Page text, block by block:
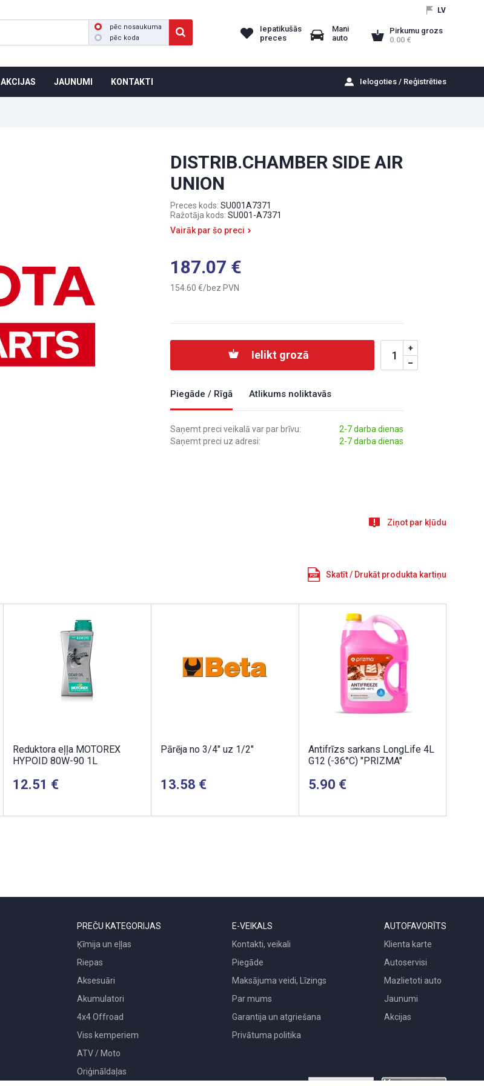
LV
Iepatikušās
preces
Mani
auto
Pirkumu grozs
0.00
pēc nosaukuma
pēc koda
Ielogoties / Reģistrēties
AKCIJAS JAUNUMI KONTAKTI
DISTRIB.CHAMBER SIDE AIR
UNION
Preces kods: SU001A7371
Ražotāja kods: SU001-A7371
Vairāk par šo preci
187.07
154.60 bez PVN
Ielikt grozā
Piegāde / Rīgā Atlikums noliktavās
Saņemt preci veikalā var par brīvu:
2-7 darba dienas
Saņemt preci uz adresi:
2-7 darba dienas
Ziņot par kļūdu
Skatīt / Drukāt produkta kartiņu
Reduktora eļļa MOTOREX
HYPOID 80W-90 1L
12.51
Pārēja no 3/4" uz 1/2"
13.58
Antifrīzs sarkans LongLife 4L
G12 (-36°C) "PRIZMA"
5.90
PREČU KATEGORIJAS
Ķīmija un eļļas
Riepas
Aksesuāri
Akumulatori
4x4 Offroad
Viss kemperiem
ATV / Moto
Oriģināldaļas
E-VEIKALS
Kontakti, veikali
Piegāde
Maksājuma veidi, Līzings
Par mums
Garantija un atgriešana
Privātuma politika
AUTOFAVORĪTS
Klienta karte
Autoservisi
Mazlietoti auto
Jaunumi
Akcijas